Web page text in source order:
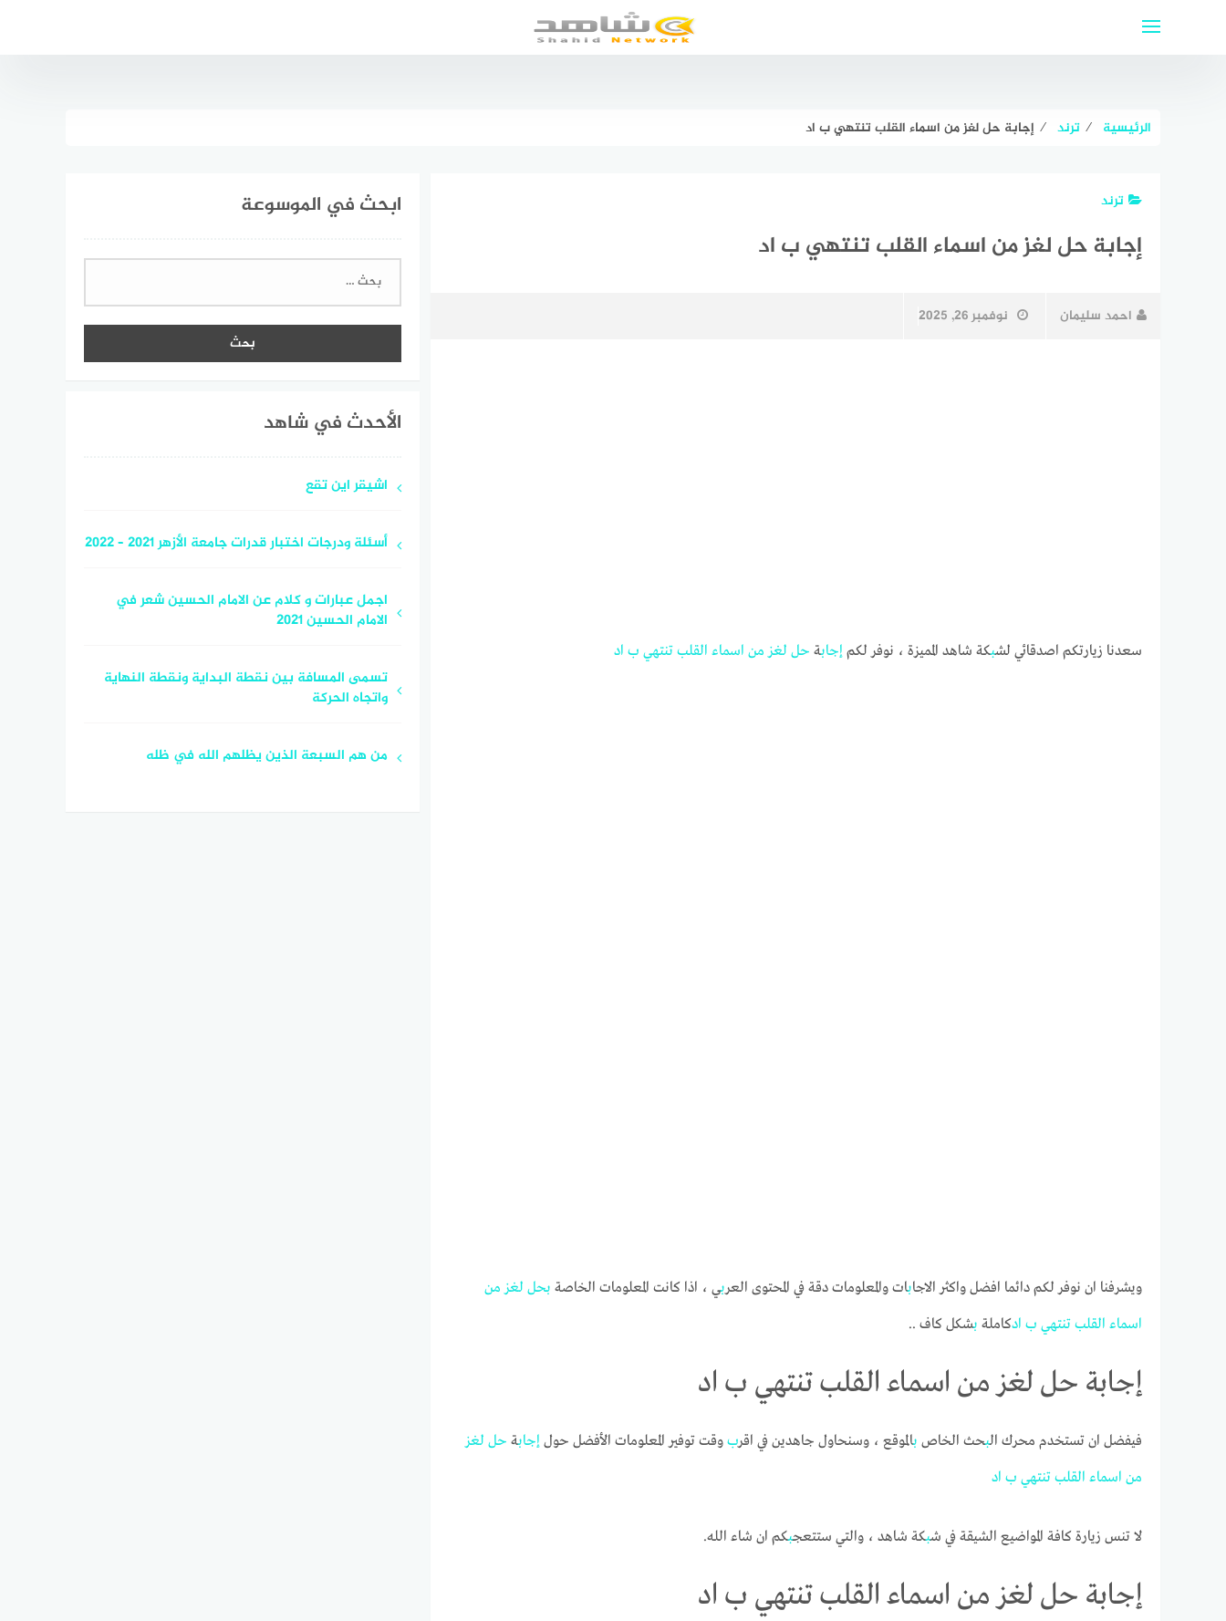
الرئيسية ⁄ ترند ⁄ إجابة حل لغز من اسماء القلب تنتهي ب اد
ترند
إجابة حل لغز من اسماء القلب تنتهي ب اد
احمد سليمان نوفمبر 26, 2025
سعدنا زيارتكم اصدقائي لشبكة شاهد المميزة ، نوفر لكم إجابة حل لغز من اسماء القلب تنتهي ب اد
ويشرفنا ان نوفر لكم دائما افضل واكثر الاجابات والمعلومات دقة في المحتوى العربي ، اذا كانت المعلومات الخاصة بحل لغز من
اسماء القلب تنتهي ب ادكاملة بشكل كاف ..
إجابة حل لغز من اسماء القلب تنتهي ب اد
فيفضل ان تستخدم محرك البحث الخاص بالموقع ، وسنحاول جاهدين في اقرب وقت توفير المعلومات الأفضل حول إجابة حل لغز
من اسماء القلب تنتهي ب اد
لا تنس زيارة كافة المواضيع الشيقة في شبكة شاهد ، والتي ستتعجبكم ان شاء الله.
إجابة حل لغز من اسماء القلب تنتهي ب اد
ابحث في الموسوعة
البحث
الأحدث في شاهد
اشيقر اين تقع
أسئلة ودرجات اختبار قدرات جامعة الأزهر 2021 – 2022
اجمل عبارات و كلام عن الامام الحسين شعر في
الامام الحسين 2021
تسمى المسافة بين نقطة البداية ونقطة النهاية
واتجاه الحركة
من هم السبعة الذين يظلهم الله في ظله